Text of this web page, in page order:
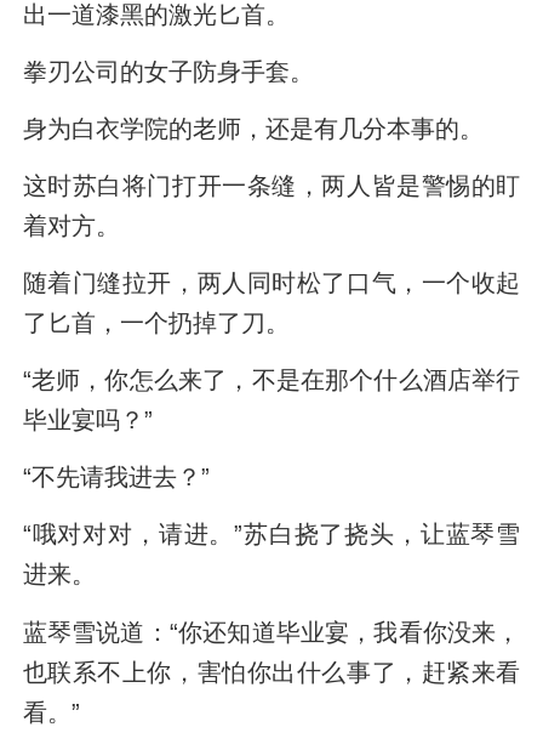
出一道漆黑的激光匕首。
拳刃公司的女子防身手套。
身为白衣学院的老师，还是有几分本事的。
这时苏白将门打开一条缝，两人皆是警惕的盯
着对方。
随着门缝拉开，两人同时松了口气，一个收起
了匕首，一个扔掉了刀。
“老师，你怎么来了，不是在那个什么酒店举行
毕业宴吗？”
“不先请我进去？”
“哦对对对，请进。”苏白挠了挠头，让蓝琴雪
进来。
蓝琴雪说道：“你还知道毕业宴，我看你没来，
也联系不上你，害怕你出什么事了，赶紧来看
看。”